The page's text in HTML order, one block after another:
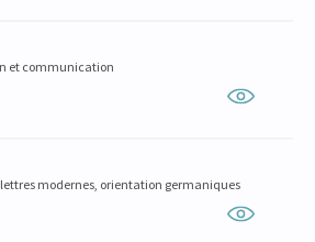
et communication
modernes, orientation germaniques